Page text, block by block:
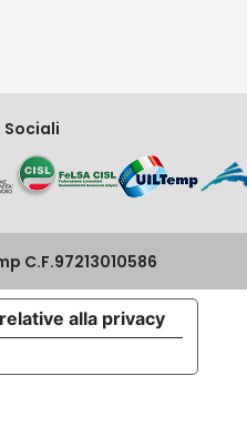
Sociali
C.F.97213010586
alla privacy